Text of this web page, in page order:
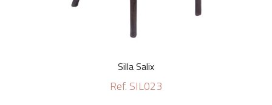
Silla Salix
Ref. SIL023